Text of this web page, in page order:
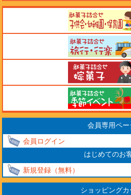
会員専用ペー
会員ログイン
はじめてのお
新規登録（無料）
ショッピングカ